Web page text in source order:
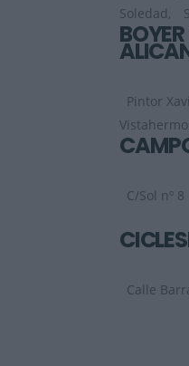
Soledad,
Pintor
C/Sol nº 8
Calle